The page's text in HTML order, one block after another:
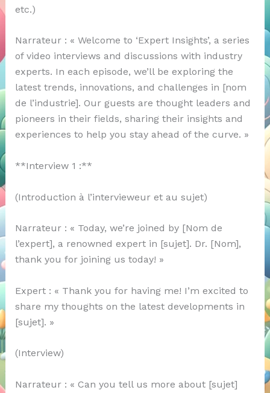
etc.)
Narrateur : « Welcome to ‘Expert Insights’, a series
of video interviews and discussions with industry
experts. In each episode, we’ll be exploring the
latest trends, innovations, and challenges in [nom
de l’industrie]. Our guests are thought leaders and
pioneers in their fields, sharing their insights and
experiences to help you stay ahead of the curve. »
**Interview 1 :**
(Introduction à l’intervieweur et au sujet)
Narrateur : « Today, we’re joined by [Nom de
l’expert], a renowned expert in [sujet]. Dr. [Nom],
thank you for joining us today! »
Expert : « Thank you for having me! I’m excited to
share my thoughts on the latest developments in
[sujet]. »
(Interview)
Narrateur : « Can you tell us more about [sujet]